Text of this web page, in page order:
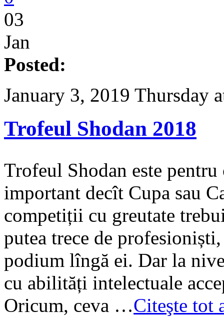
03
Jan
Posted:
January 3, 2019 Thursday
Trofeul Shodan 2018
Trofeul Shodan este
important decît Cupa sau
competiții cu greutate
putea trece de
podium lîngă ei. Dar la
cu abilități intelectuale
Oricum, ceva …Citeşte